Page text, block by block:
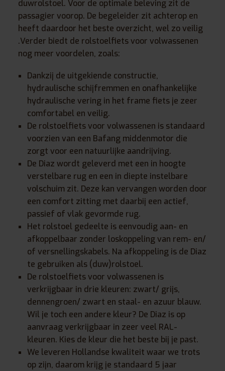
duwrolstoel. Voor de optimale beleving zit de
passagier voorop. De begeleider zit achterop en
heeft daardoor het beste overzicht, wel zo veilig
.Verder biedt de rolstoelfiets voor volwassenen
nog meer voordelen, zoals:
Dankzij de uitgekiende constructie,
hydraulische schijfremmen en onafhankelijke
hydraulische vering in het frame fiets je zeer
comfortabel en veilig.
De rolstoelfiets voor volwassenen is standaard
voorzien van een Bafang middenmotor die
zorgt voor een natuurlijke aandrijving.
De Diaz wordt geleverd met een in hoogte
verstelbare rug en een in diepte instelbare
volschuim zit. Deze kan vervangen worden door
een comfort zitting met daarbij een actief,
passief of vlak gevormde rug.
Het rolstoel gedeelte is eenvoudig aan- en
afkoppelbaar zonder loskoppeling van rem- en/
of versnellingskabels. Na afkoppeling is de Diaz
te gebruiken als (duw)rolstoel.
De rolstoelfiets voor volwassenen is
verkrijgbaar in drie kleuren: zwart/ grijs,
dennengroen/ zwart en staal- en azuur blauw.
Wil je toch een andere kleur? De Diaz is op
aanvraag verkrijgbaar in zeer veel RAL-
kleuren. Kies de kleur die het beste bij je past.
We leveren Hollandse kwaliteit waar we trots
op zijn, daarom krijg je standaard 5 jaar